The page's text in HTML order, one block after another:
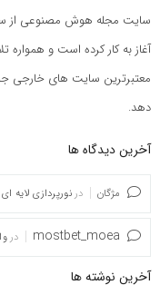
آغاز به کار کرده است و همواره
معتبرترین سایت های خارجی جمع
دهد.
آخرین دیدگاه ها
مژگان در نورپردازی لایه
mostbet_moea در
آخرین نوشته ها